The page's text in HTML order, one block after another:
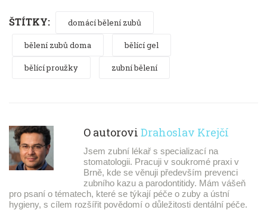
ŠTÍTKY: domácí bělení zubů
bělení zubů doma bělící gel
bělící proužky zubní bělení
O autorovi Drahoslav Krejčí
Jsem zubní lékař s specializací na
stomatologii. Pracuji v soukromé praxi v
Brně, kde se věnuji především prevenci
zubního kazu a parodontitidy. Mám vášeň
pro psaní o tématech, které se týkají péče o zuby a ústní
hygieny, s cílem rozšířit povědomí o důležitosti dentální péče.